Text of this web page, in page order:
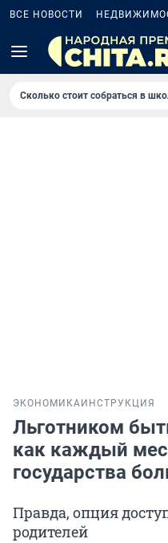
ВСЕ НОВОСТИ
Сколько стоит собраться в
ЭКОНОМИКА ИНСТРУКЦИЯ
Льготником
как каждый
государства
Правда, опция
родителей